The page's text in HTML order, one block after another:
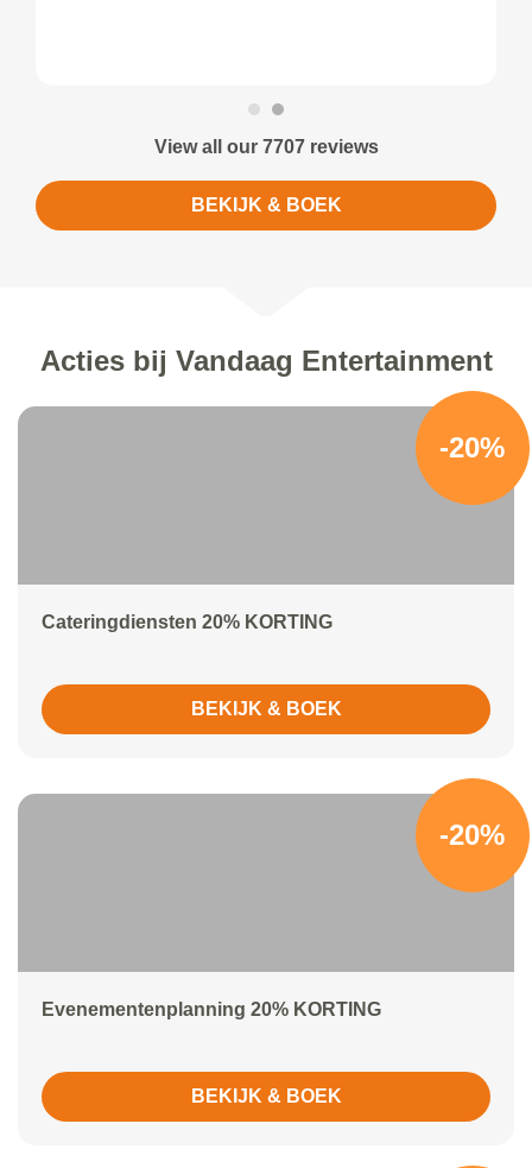
View all our 7707 reviews
BEKIJK & BOEK
Acties bij Vandaag Entertainment
-20%
Cateringdiensten 20% KORTING
BEKIJK & BOEK
-20%
Evenementenplanning 20% KORTING
BEKIJK & BOEK